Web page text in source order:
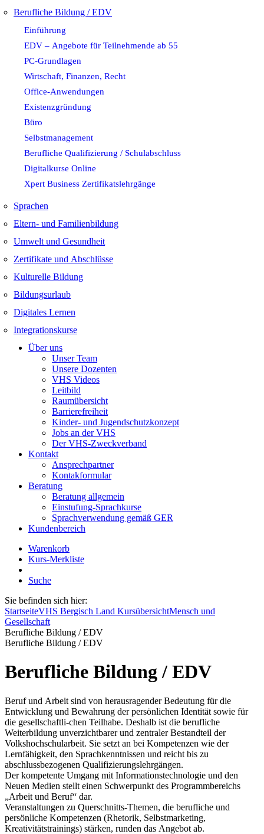
Berufliche Bildung / EDV
Einführung
EDV – Angebote für Teilnehmende ab 55
PC-Grundlagen
Wirtschaft, Finanzen, Recht
Office-Anwendungen
Existenzgründung
Büro
Selbstmanagement
Berufliche Qualifizierung / Schulabschluss
Digitalkurse Online
Xpert Business Zertifikatslehrgänge
Sprachen
Eltern- und Familienbildung
Umwelt und Gesundheit
Zertifikate und Abschlüsse
Kulturelle Bildung
Bildungsurlaub
Digitales Lernen
Integrationskurse
Über uns
Unser Team
Unsere Dozenten
VHS Videos
Leitbild
Raumübersicht
Barrierefreiheit
Kinder- und Jugendschutzkonzept
Jobs an der VHS
Der VHS-Zweckverband
Kontakt
Ansprechpartner
Kontakformular
Beratung
Beratung allgemein
Einstufung-Sprachkurse
Sprachverwendung gemäß GER
Kundenbereich
Warenkorb
Kurs-Merkliste
Suche
Sie befinden sich hier:
StartseiteVHS Bergisch Land KursübersichtMensch und
Gesellschaft
Berufliche Bildung / EDV
Berufliche Bildung / EDV
Berufliche Bildung / EDV
Beruf und Arbeit sind von herausragender Bedeutung für die
Entwicklung und Bewahrung der persönlichen Identität sowie für
die gesellschaftli-chen Teilhabe. Deshalb ist die berufliche
Weiterbildung unverzichtbarer und zentraler Bestandteil der
Volkshochschularbeit. Sie setzt an bei Kompetenzen wie der
Lernfähigkeit, den Sprachkenntnissen und reicht bis zu
abschlussbezogenen Qualifizierungslehrgängen.
Der kompetente Umgang mit Informationstechnologie und den
Neuen Medien stellt einen Schwerpunkt des Programmbereichs
„Arbeit und Beruf“ dar.
Veranstaltungen zu Querschnitts-Themen, die berufliche und
persönliche Kompetenzen (Rhetorik, Selbstmarketing,
Kreativitätstrainings) stärken, runden das Angebot ab.